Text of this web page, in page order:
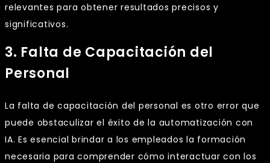
relevantes para obtener resultados precisos y
significativos.
3. Falta de Capacitación del
Personal
La falta de capacitación del personal es otro error que
puede obstaculizar el éxito de la automatización con
IA. Es esencial brindar a los empleados la formación
necesaria para comprender cómo interactuar con los